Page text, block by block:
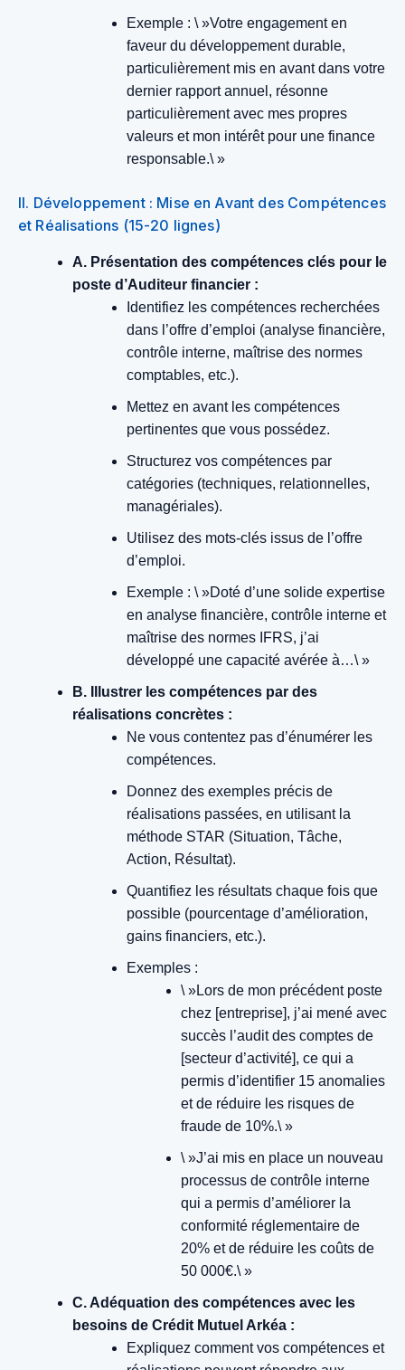
Exemple : \ »Votre engagement en
faveur du développement durable,
particulièrement mis en avant dans votre
dernier rapport annuel, résonne
particulièrement avec mes propres
valeurs et mon intérêt pour une finance
responsable.\ »
II. Développement : Mise en Avant des Compétences
et Réalisations (15-20 lignes)
A. Présentation des compétences clés pour le
poste d’Auditeur financier :
Identifiez les compétences recherchées
dans l’offre d’emploi (analyse financière,
contrôle interne, maîtrise des normes
comptables, etc.).
Mettez en avant les compétences
pertinentes que vous possédez.
Structurez vos compétences par
catégories (techniques, relationnelles,
managériales).
Utilisez des mots-clés issus de l’offre
d’emploi.
Exemple : \ »Doté d’une solide expertise
en analyse financière, contrôle interne et
maîtrise des normes IFRS, j’ai
développé une capacité avérée à…\ »
B. Illustrer les compétences par des
réalisations concrètes :
Ne vous contentez pas d’énumérer les
compétences.
Donnez des exemples précis de
réalisations passées, en utilisant la
méthode STAR (Situation, Tâche,
Action, Résultat).
Quantifiez les résultats chaque fois que
possible (pourcentage d’amélioration,
gains financiers, etc.).
Exemples :
\ »Lors de mon précédent poste
chez [entreprise], j’ai mené avec
succès l’audit des comptes de
[secteur d’activité], ce qui a
permis d’identifier 15 anomalies
et de réduire les risques de
fraude de 10%.\ »
\ »J’ai mis en place un nouveau
processus de contrôle interne
qui a permis d’améliorer la
conformité réglementaire de
20% et de réduire les coûts de
50 000€.\ »
C. Adéquation des compétences avec les
besoins de Crédit Mutuel Arkéa :
Expliquez comment vos compétences et